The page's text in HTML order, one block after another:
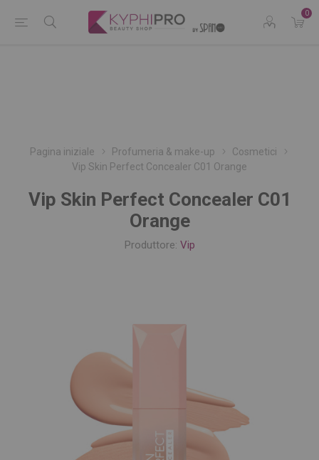
0
Pagina iniziale Profumeria & make-up
Cosmetici
Vip Skin Perfect Concealer C01 Orange
Vip Skin Perfect Concealer C01
Orange
Produttore: Vip